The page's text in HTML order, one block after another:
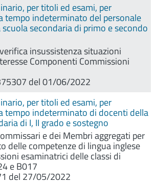
per titoli ed esami, per
tempo indeterminato del personale
secondaria di primo e secondo
insussistenza situazioni
Componenti Commissioni
del 01/06/2022
per titoli ed esami, per
tempo indeterminato di docenti della
di I, II grado e sostegno
e dei Membri aggregati per
delle competenze di lingua inglese
esaminatrici delle classi di
e B017
del 27/05/2022